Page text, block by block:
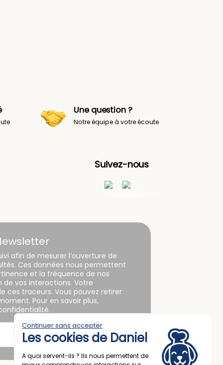
Une question ?
Notre équipe à votre écoute
Suivez-nous
Continuer sans accepter
Les cookies de Daniel
A quoi servent-ils ? Ils nous permettent de
afin de mesurer l’ouverture de
Ces données nous permettent
et la fréquence de nos
vos interactions. Votre
ces traceurs. Vous pouvez retirer
Pour en savoir plus,